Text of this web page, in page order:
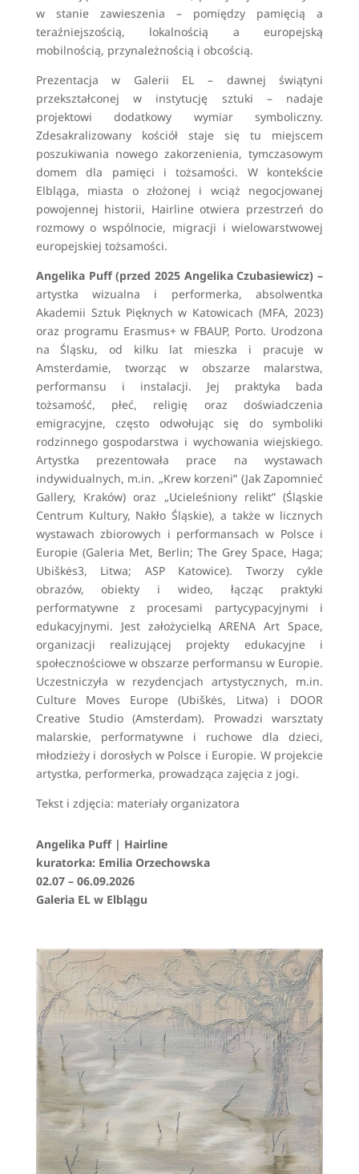
w stanie zawieszenia – pomiędzy pamięcią a
teraźniejszością, lokalnością a europejską
mobilnością, przynależnością i obcością.
Prezentacja w Galerii EL – dawnej świątyni
przekształconej w instytucję sztuki – nadaje
projektowi dodatkowy wymiar symboliczny.
Zdesakralizowany kościół staje się tu miejscem
poszukiwania nowego zakorzenienia, tymczasowym
domem dla pamięci i tożsamości. W kontekście
Elbląga, miasta o złożonej i wciąż negocjowanej
powojennej historii, Hairline otwiera przestrzeń do
rozmowy o wspólnocie, migracji i wielowarstwowej
europejskiej tożsamości.
Angelika Puff (przed 2025 Angelika Czubasiewicz) –
artystka wizualna i performerka, absolwentka
Akademii Sztuk Pięknych w Katowicach (MFA, 2023)
oraz programu Erasmus+ w FBAUP, Porto. Urodzona
na Śląsku, od kilku lat mieszka i pracuje w
Amsterdamie, tworząc w obszarze malarstwa,
performansu i instalacji. Jej praktyka bada
tożsamość, płeć, religię oraz doświadczenia
emigracyjne, często odwołując się do symboliki
rodzinnego gospodarstwa i wychowania wiejskiego.
Artystka prezentowała prace na wystawach
indywidualnych, m.in. „Krew korzeni” (Jak Zapomnieć
Gallery, Kraków) oraz „Ucieleśniony relikt” (Śląskie
Centrum Kultury, Nakło Śląskie), a także w licznych
wystawach zbiorowych i performansach w Polsce i
Europie (Galeria Met, Berlin; The Grey Space, Haga;
Ubiškės3, Litwa; ASP Katowice). Tworzy cykle
obrazów, obiekty i wideo, łącząc praktyki
performatywne z procesami partycypacyjnymi i
edukacyjnymi. Jest założycielką ARENA Art Space,
organizacji realizującej projekty edukacyjne i
społecznościowe w obszarze performansu w Europie.
Uczestniczyła w rezydencjach artystycznych, m.in.
Culture Moves Europe (Ubiškės, Litwa) i DOOR
Creative Studio (Amsterdam). Prowadzi warsztaty
malarskie, performatywne i ruchowe dla dzieci,
młodzieży i dorosłych w Polsce i Europie. W projekcie
artystka, performerka, prowadząca zajęcia z jogi.
Tekst i zdjęcia: materiały organizatora
Angelika Puff | Hairline
kuratorka: Emilia Orzechowska
02.07 – 06.09.2026
Galeria EL w Elblągu